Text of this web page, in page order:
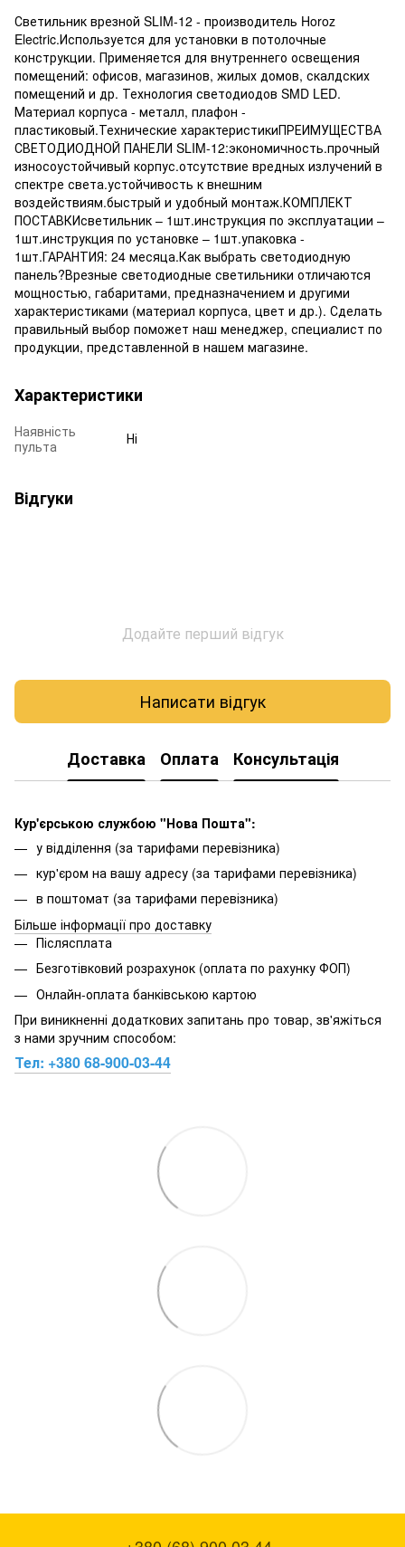
Светильник врезной SLIM-12 - производитель Horoz
Electric.Используется для установки в потолочные
конструкции. Применяется для внутреннего освещения
помещений: офисов, магазинов, жилых домов, скалдских
помещений и др. Технология светодиодов SMD LED.
Материал корпуса - металл, плафон -
пластиковый.Технические характеристикиПРЕИМУЩЕСТВА
СВЕТОДИОДНОЙ ПАНЕЛИ SLIM-12:экономичность.прочный
износоустойчивый корпус.отсутствие вредных излучений в
спектре света.устойчивость к внешним
воздействиям.быстрый и удобный монтаж.КОМПЛЕКТ
ПОСТАВКИсветильник – 1шт.инструкция по эксплуатации –
1шт.инструкция по установке – 1шт.упаковка -
1шт.ГАРАНТИЯ: 24 месяца.Как выбрать светодиодную
панель?Врезные светодиодные светильники отличаются
мощностью, габаритами, предназначением и другими
характеристиками (материал корпуса, цвет и др.). Сделать
правильный выбор поможет наш менеджер, специалист по
продукции, представленной в нашем магазине.
Характеристики
Наявність
пульта
Ні
Відгуки
Додайте перший відгук
Написати відгук
Доставка Оплата Консультація
Кур'єрською службою "Нова Пошта":
у відділення (за тарифами перевізника)
кур'єром на вашу адресу (за тарифами перевізника)
в поштомат (за тарифами перевізника)
Більше інформації про доставку
Післясплата
Безготівковий розрахунок (оплата по рахунку ФОП)
Онлайн-оплата банківською картою
При виникненні додаткових запитань про товар, зв'яжіться
з нами зручним способом:
Тел: +380 68-900-03-44